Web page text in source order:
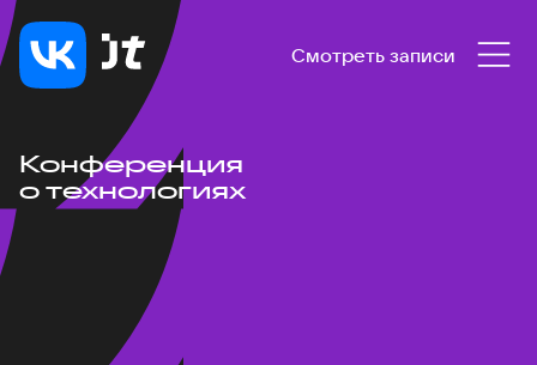
Смотреть записи
Конференция
о технологиях